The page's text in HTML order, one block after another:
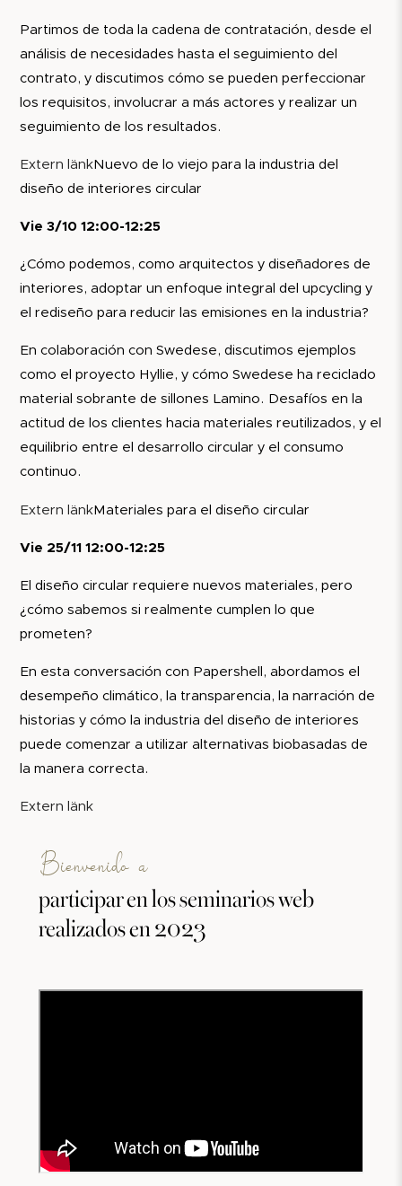
Partimos de toda la cadena de contratación, desde el
análisis de necesidades hasta el seguimiento del
contrato, y discutimos cómo se pueden perfeccionar
los requisitos, involucrar a más actores y realizar un
seguimiento de los resultados.
Extern länk Nuevo de lo viejo para la industria del
diseño de interiores circular
Vie 3/10 12:00-12:25
¿Cómo podemos, como arquitectos y diseñadores de
interiores, adoptar un enfoque integral del upcycling y
el rediseño para reducir las emisiones en la industria?
En colaboración con Swedese, discutimos ejemplos
como el proyecto Hyllie, y cómo Swedese ha reciclado
material sobrante de sillones Lamino. Desafíos en la
actitud de los clientes hacia materiales reutilizados, y el
equilibrio entre el desarrollo circular y el consumo
continuo.
Extern länkMateriales para el diseño circular
Vie 25/11 12:00-12:25
El diseño circular requiere nuevos materiales, pero
¿cómo sabemos si realmente cumplen lo que
prometen?
En esta conversación con Papershell, abordamos el
desempeño climático, la transparencia, la narración de
historias y cómo la industria del diseño de interiores
puede comenzar a utilizar alternativas biobasadas de
la manera correcta.
Extern länk
Bienvenido a
participar en los seminarios web
realizados en 2023